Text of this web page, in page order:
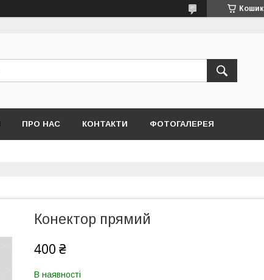
Кошик
ПРО НАС КОНТАКТИ ФОТОГАЛЕРЕЯ
Конектор прямий
400 ₴
В наявності